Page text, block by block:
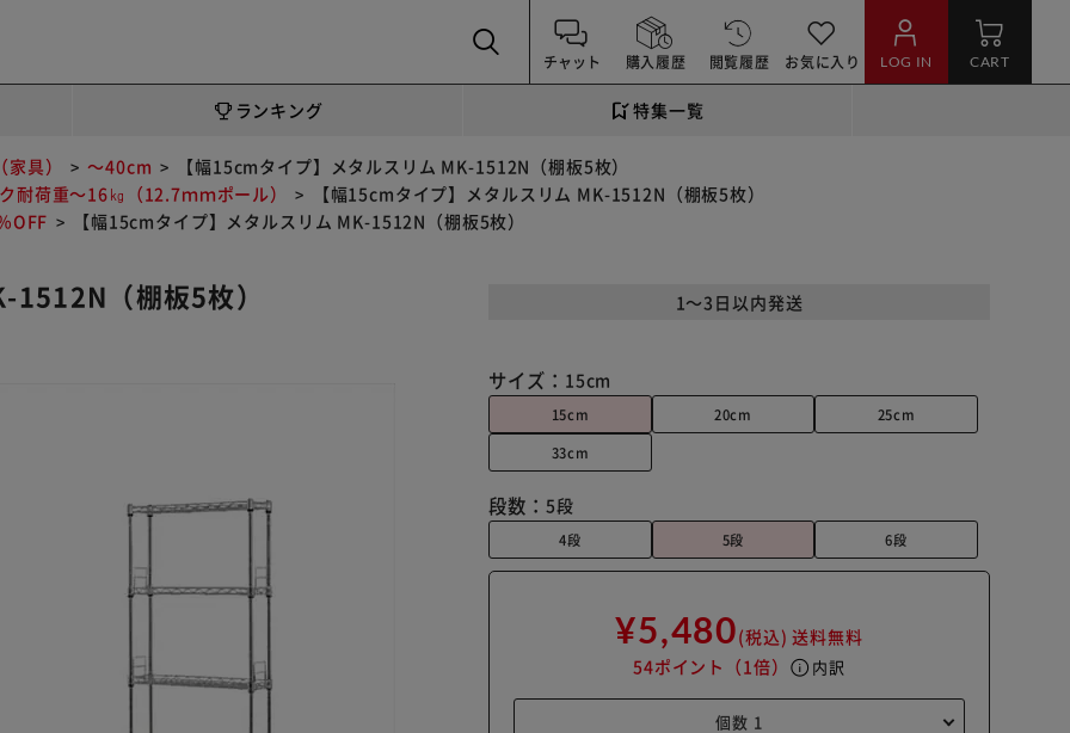
チャット 購入履歴 閲覧履歴 お気に入り LOG IN CART
ランキング 特集一覧
具） ～40cm
【幅15cmタイプ】メタルスリム MK-1512N（棚板5枚）
耐荷重～16㎏（12.7ｍｍポール）
【幅15cmタイプ】メタルスリム MK-1512N（棚板5枚）
OFF
【幅15cmタイプ】メタルスリム MK-1512N（棚板5枚）
（棚板5枚） 1～3日以内発送
サイズ： 15cm
15cm 20cm
25cm
33cm
段数： 5段
4段 5段 6段
¥5,480(税込) 送料無料
54ポイント （1倍） info 内訳